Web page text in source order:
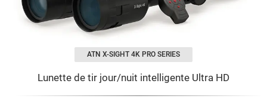
ATN X-SIGHT 4K PRO SERIES
Lunette de tir jour/nuit intelligente Ultra HD